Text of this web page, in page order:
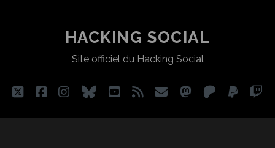
SOCIALES
ORIENTENT
COMPORTEMENTS
HACKING SOCIAL
Site officiel du Hacking Social
twitterfacebook
instagram
blueskyyoutube
rss emailmastodon
patreon